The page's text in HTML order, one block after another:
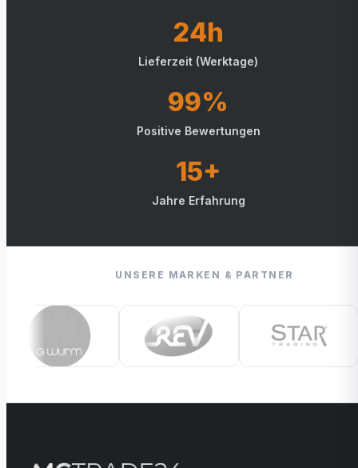
24h
Lieferzeit (Werktage)
99%
Positive Bewertungen
15+
Jahre Erfahrung
UNSERE MARKEN & PARTNER